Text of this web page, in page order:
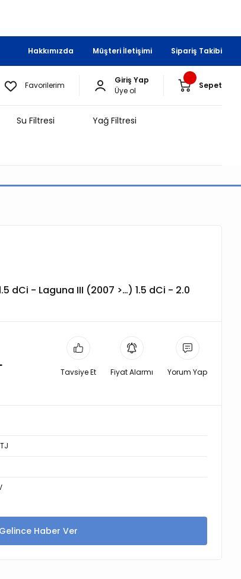
Hakkımızda Müşteri İletişimi Sipariş Takibi
Favorilerim
Giriş Yap
Üye ol
Sepet
Su Filtresi Yağ Filtresi
dCi - Laguna III (2007 >…) 1.5 dCi - 2.0
Tavsiye Et Fiyat Alarmı Yorum Yap
Gelince Haber Ver